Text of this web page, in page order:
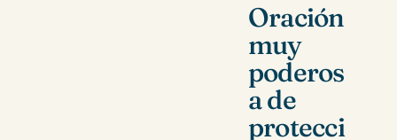
Oración
muy
poderos
a de
protecci